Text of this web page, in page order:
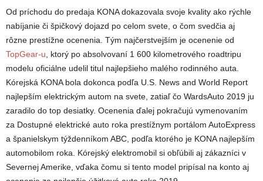
Od príchodu do predaja KONA dokazovala svoje kvality ako rýchle
nabíjanie či špičkový dojazd po celom svete, o čom svedčia aj
rôzne prestížne ocenenia. Tým najčerstvejším je ocenenie od
TopGear-u, ktorý po absolvovaní 1 600 kilometrového roadtripu
modelu oficiálne udelil titul najlepšieho malého rodinného auta.
Kórejská KONA bola dokonca podľa U.S. News and World Report
najlepším elektrickým autom na svete, zatiaľ čo WardsAuto 2019 ju
zaradilo do top desiatky. Ocenenia ďalej pokračujú vymenovaním
za Dostupné elektrické auto roka prestížnym portálom AutoExpress
a španielskym týždenníkom ABC, podľa ktorého je KONA najlepším
automobilom roka. Kórejský elektromobil si obľúbili aj zákazníci v
Severnej Amerike, vďaka čomu si tento model pripísal na konto aj